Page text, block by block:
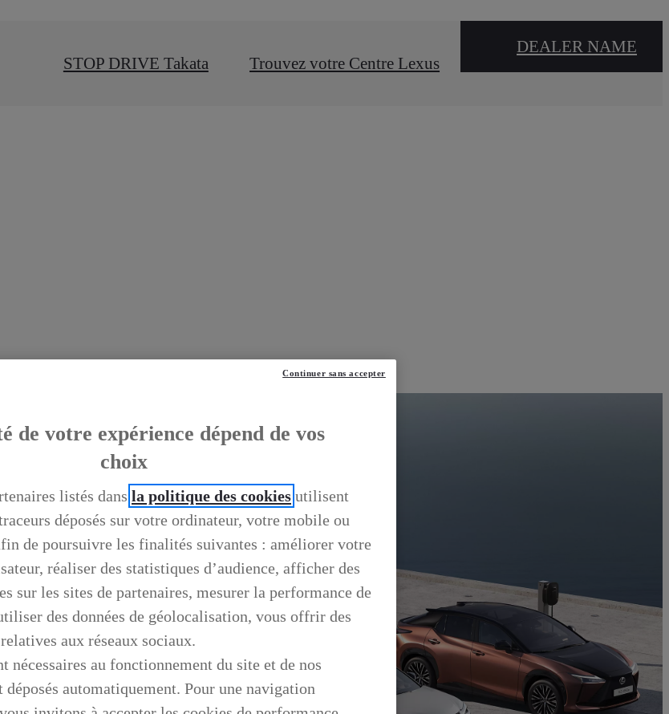
STOP DRIVE Takata Trouvez votre Centre Lexus
DEALER NAME
de votre expérience dépend de vos
choix
listés dans la politique des cookies utilisent
déposés sur votre ordinateur, votre mobile ou
de poursuivre les finalités suivantes : améliorer votre
réaliser des statistiques d’audience, afficher des
sur les sites de partenaires, mesurer la performance de
des données de géolocalisation, vous offrir des
aux réseaux sociaux.
nécessaires au fonctionnement du site et de nos
déposés automatiquement. Pour une navigation
Continuer sans accepter